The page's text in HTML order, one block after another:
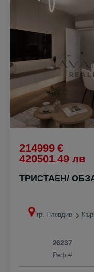
214999 €
420501.49 лв
ТРИСТАЕН/
гр. Пловдив
26237
Реф #